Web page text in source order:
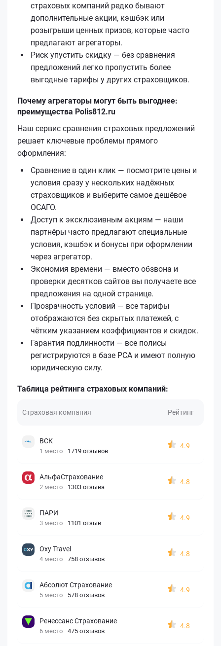
страховых компаний редко бывают
дополнительные акции, кэшбэк или
розыгрыши ценных призов, которые часто
предлагают агрегаторы.
Риск упустить скидку — без сравнения
предложений легко пропустить более
выгодные тарифы у других страховщиков.
Почему агрегаторы могут быть выгоднее:
преимущества Polis812.ru
Наш сервис сравнения страховых предложений
решает ключевые проблемы прямого
оформления:
Сравнение в один клик — посмотрите цены и
условия сразу у нескольких надёжных
страховщиков и выберите самое дешёвое
ОСАГО.
Доступ к эксклюзивным акциям — наши
партнёры часто предлагают специальные
условия, кэшбэк и бонусы при оформлении
через агрегатор.
Экономия времени — вместо обзвона и
проверки десятков сайтов вы получаете все
предложения на одной странице.
Прозрачность условий — все тарифы
отображаются без скрытых платежей, с
чётким указанием коэффициентов и скидок.
Гарантия подлинности — все полисы
регистрируются в базе РСА и имеют полную
юридическую силу.
Таблица рейтинга страховых компаний:
Страховая компания Рейтинг
ВСК
1 место 1719 отзывов
4.9
АльфаСтрахование
2 место 1303 отзыва
4.8
ПАРИ
3 место 1101 отзыв
4.9
Oxy Travel
4 место 758 отзывов
4.8
Абсолют Страхование
5 место 578 отзывов
4.9
Ренессанс Страхование
6 место 475 отзывов
4.8